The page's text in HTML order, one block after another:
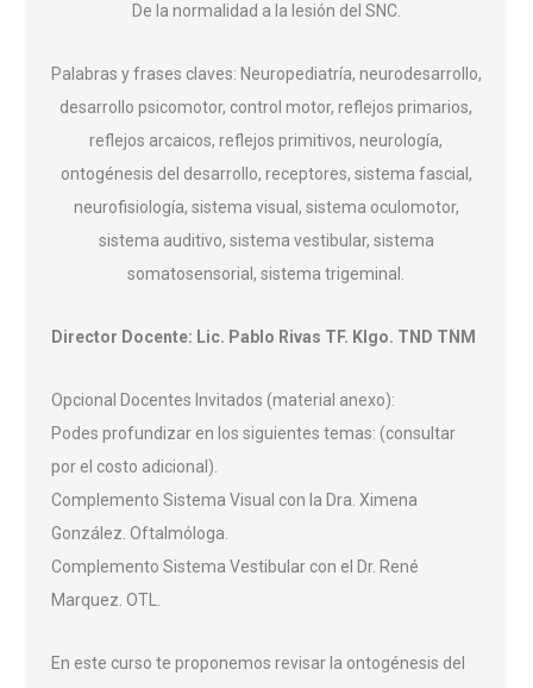
De la normalidad a la lesión del SNC.
Palabras y frases claves: Neuropediatría, neurodesarrollo,
desarrollo psicomotor, control motor, reflejos primarios,
reflejos arcaicos, reflejos primitivos, neurología,
ontogénesis del desarrollo, receptores, sistema fascial,
neurofisiología, sistema visual, sistema oculomotor,
sistema auditivo, sistema vestibular, sistema
somatosensorial, sistema trigeminal.
Director Docente: Lic. Pablo Rivas TF. Klgo. TND TNM
Opcional Docentes Invitados (material anexo):
Podes profundizar en los siguientes temas: (consultar
por el costo adicional).
Complemento Sistema Visual con la Dra. Ximena
González. Oftalmóloga.
Complemento Sistema Vestibular con el Dr. René
Marquez. OTL.
En este curso te proponemos revisar la ontogénesis del